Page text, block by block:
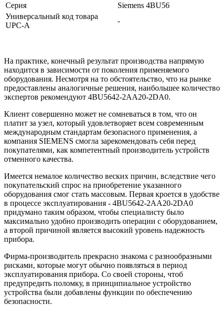
Серия
Siemens 4BU56
Универсальный код товара
UPC-A
-
На практике, конечный результат производства напрямую
находится в зависимости от поколения применяемого
оборудования. Несмотря на то обстоятельство, что на рынке
предоставлены аналогичные решения, наибольшее количество
экспертов рекомендуют 4BU5642-2AA20-2DA0.
Клиент совершенно может не сомневаться в том, что он
платит за узел, который удовлетворяет всем современным
международным стандартам безопасного применения, а
компания SIEMENS смогла зарекомендовать себя перед
покупателями, как компетентный производитель устройств
отменного качества.
Имеется немалое количество веских причин, вследствие чего
покупательский спрос на приобретение указанного
оборудования смог стать массовым. Первая кроется в удобстве
в процессе эксплуатирования - 4BU5642-2AA20-2DA0
придумано таким образом, чтобы специалисту было
максимально удобно производить операции с оборудованием,
а второй причиной является высокий уровень надежность
прибора.
Фирма-производитель прекрасно знакома с разнообразными
рисками, которые могут обычно появляться в период
эксплуатирования прибора. Со своей стороны, чтоб
предупредить поломку, в принципиальное устройство
устройства были добавлены функции по обеспечению
безопасности.